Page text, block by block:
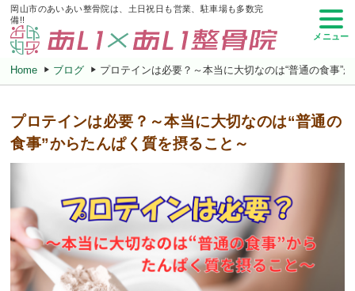
岡山市のあいあい整骨院は、土日祝日も営業、駐車場も多数完
備!!
メニュー
Home ブログ プロテインは必要？～本当に大切なのは“普通の食事”
プロテインは必要？～本当に大切なのは“普通の
食事”からたんぱく質を摂ること～